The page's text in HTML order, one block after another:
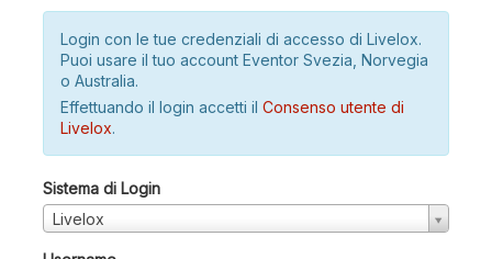
Login con le tue credenziali di accesso di Livelox.
Puoi usare il tuo account Eventor Svezia, Norvegia
o Australia.
Effettuando il login accetti il Consenso utente di
Livelox.
Sistema di Login
Livelox